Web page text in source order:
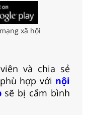
xã hội
và chia sẻ
hợp với nội
sẽ bị cấm bình